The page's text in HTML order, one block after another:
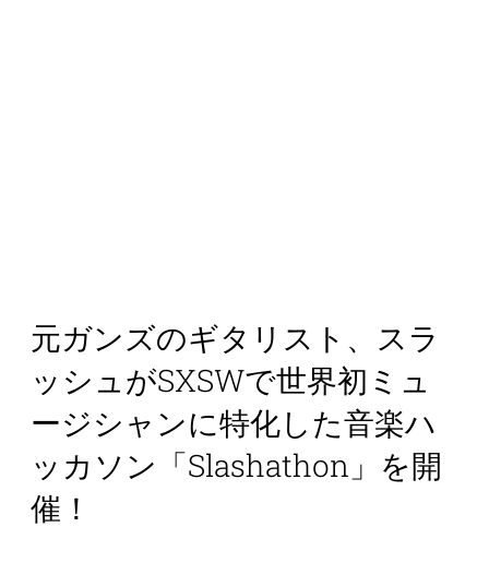
元ガンズのギタリスト、スラ
ッシュがSXSWで世界初ミュ
ージシャンに特化した音楽ハ
ッカソン「Slashathon」を開
催！